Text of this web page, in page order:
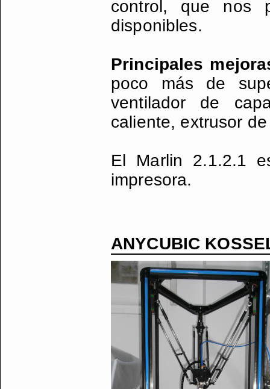
control, que nos
disponibles.
Principales
poco más de
ventilador de
caliente, extrusor
El Marlin 2.1.2.1
impresora.
ANYCUBIC